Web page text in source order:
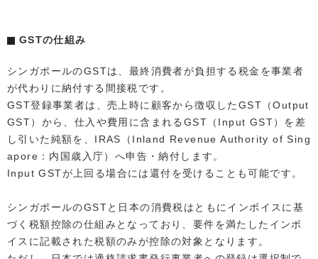
GSTの仕組み
シンガポールのGSTは、最終消費者が負担する税金を事業者
が代わりに納付する間接税です。
GST登録事業者は、売上時に顧客から徴収したGST（Output
GST）から、仕入や費用に含まれるGST（Input GST）を差
し引いた純額を、IRAS（Inland Revenue Authority of Sing
apore：内国歳入庁）へ申告・納付します。
Input GSTが上回る場合には還付を受けることも可能です。
シンガポールのGSTと日本の消費税はともにインボイスに基
づく税額控除の仕組みとなっており、要件を満たしたインボ
イスに記載された税額のみが控除の対象となります。